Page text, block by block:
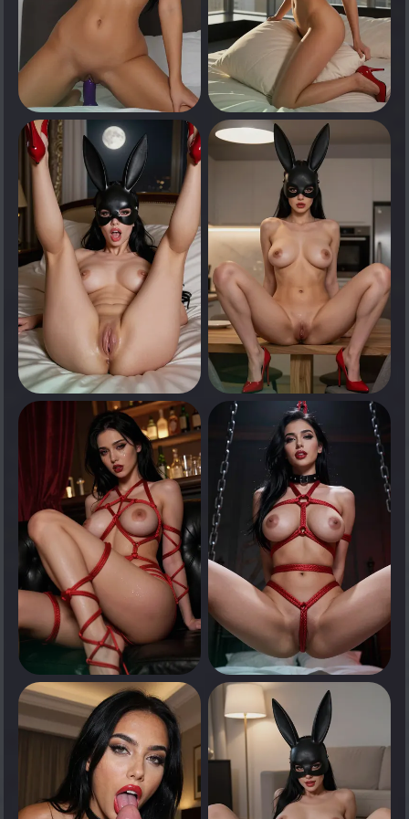
0
انقر لرؤية
0
0
انقر لرؤية
0
انقر لرؤية
0
انقر لرؤية